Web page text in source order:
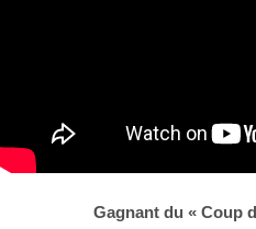
Gagnant du « Coup